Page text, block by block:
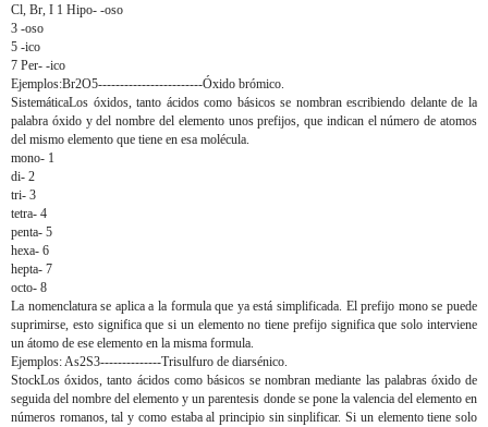
Cl, Br, I 1 Hipo- -oso
3 -oso
5 -ico
7 Per- -ico
Ejemplos:Br2O5------------------------Óxido brómico.
SistemáticaLos óxidos, tanto ácidos como básicos se nombran escribiendo delante de la
palabra óxido y del nombre del elemento unos prefijos, que indican el número de atomos
del mismo elemento que tiene en esa molécula.
mono- 1
di- 2
tri- 3
tetra- 4
penta- 5
hexa- 6
hepta- 7
octo- 8
La nomenclatura se aplica a la formula que ya está simplificada. El prefijo mono se puede
suprimirse, esto significa que si un elemento no tiene prefijo significa que solo interviene
un átomo de ese elemento en la misma formula.
Ejemplos: As2S3--------------Trisulfuro de diarsénico.
StockLos óxidos, tanto ácidos como básicos se nombran mediante las palabras óxido de
seguida del nombre del elemento y un parentesis donde se pone la valencia del elemento en
números romanos, tal y como estaba al principio sin sinplificar. Si un elemento tiene solo